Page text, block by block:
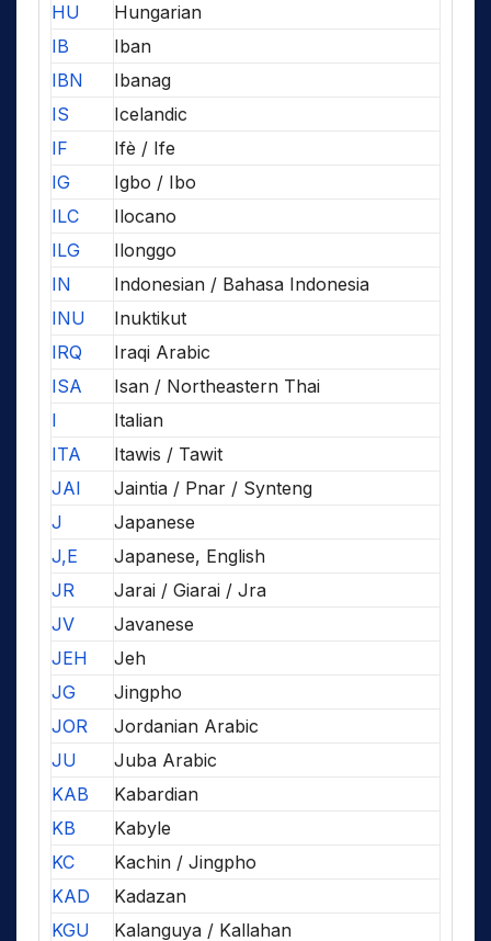
HU
Hungarian
IB
Iban
IBN
Ibanag
IS
Icelandic
IF
Ifè / Ife
IG
Igbo / Ibo
ILC
Ilocano
ILG
Ilonggo
IN
Indonesian / Bahasa Indonesia
INU
Inuktikut
IRQ
Iraqi Arabic
ISA
Isan / Northeastern Thai
I
Italian
ITA
Itawis / Tawit
JAI
Jaintia / Pnar / Synteng
J
Japanese
J,E
Japanese, English
JR
Jarai / Giarai / Jra
JV
Javanese
JEH
Jeh
JG
Jingpho
JOR
Jordanian Arabic
JU
Juba Arabic
KAB
Kabardian
KB
Kabyle
KC
Kachin / Jingpho
KAD
Kadazan
KGU
Kalanguya / Kallahan